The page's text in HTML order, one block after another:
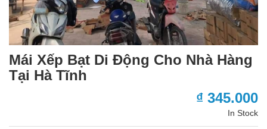
Mái Xếp Bạt Di Động Cho Nhà Hàng
Tại Hà Tĩnh
₫ 345.000
In Stock